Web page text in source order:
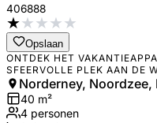
406888
★★★★★
Opslaan
ONTDEK HET
SFEERVOLLE PLEK AAN DE
Norderney, Noordzee,
40 m²
4 personen